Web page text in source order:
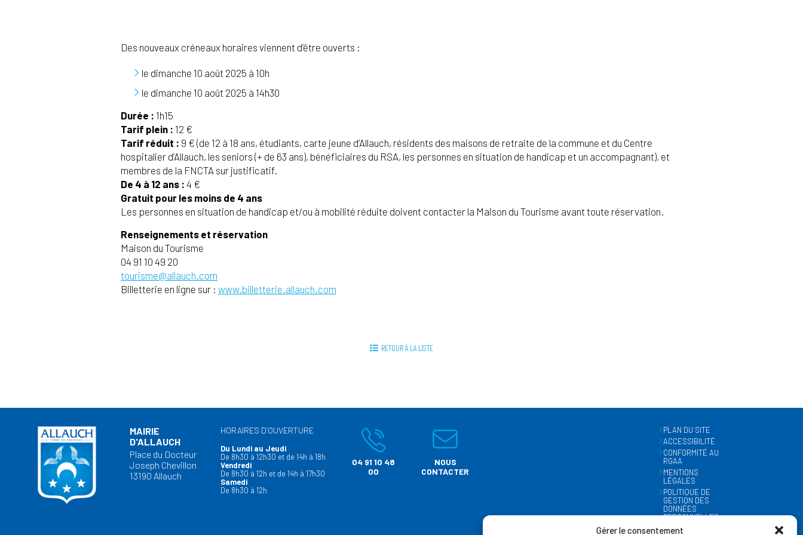
Gérer le consentement
Des nouveaux créneaux horaires viennent d’être ouverts :
le dimanche 10 août 2025 à 10h
le dimanche 10 août 2025 à 14h30
Durée : 1h15
Tarif plein : 12 €
Tarif réduit : 9 € (de 12 à 18 ans, étudiants, carte jeune d’Allauch, résidents des maisons de retraite de la commune et du Centre
hospitalier d’Allauch, les seniors (+ de 63 ans), bénéficiaires du RSA, les personnes en situation de handicap et un accompagnant), et
membres de la FNCTA sur justificatif.
De 4 à 12 ans : 4 €
Gratuit pour les moins de 4 ans
Les personnes en situation de handicap et/ou à mobilité réduite doivent contacter la Maison du Tourisme avant toute réservation.
Renseignements et réservation
Maison du Tourisme
04 91 10 49 20
tourisme@allauch.com
Billetterie en ligne sur : www.billetterie.allauch.com
RETOUR À LA LISTE
MAIRIE
D'ALLAUCH
Place du Docteur
Joseph Chevillon
13190 Allauch
HORAIRES D’OUVERTURE
Du Lundi au Jeudi
De 8h30 à 12h30 et de 14h à 18h
Vendredi
De 8h30 à 12h et de 14h à 17h30
Samedi
De 8h30 à 12h
04 91 10 48
00
NOUS
CONTACTER
PLAN DU SITE
ACCESSIBILITÉ
CONFORMITÉ AU
RGAA
MENTIONS
LÉGALES
POLITIQUE DE
GESTION DES
DONNÉES
PERSONNELLES
MÉTÉO